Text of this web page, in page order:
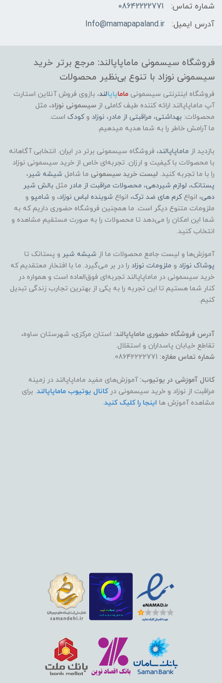
شماره تماس:
08642222771
آدرس ایمیل:
Info@mamapapaland.ir
فروشگاه سیسمونی ماماپاپالند: مرجع برتر خرید
سیسمونی نوزاد با تنوع بی‌نظیر محصولات
فروشگاه اینترنتی سیسمونی ماماپاپالند، بازوی فروش آنلاین استارت
آپ ماماپاپالند ارائه کننده طیف کاملی از سیسمونی نوزاد، مثل
محصولات: بهداشتی، مراقبتی از مادر، نوزاد وکودک است.
ما آرامش خاطر را به شما هدیه میدهیم.
بازدید از ماماپاپالند، فروشگاه سیسمونی برتر در ایران. انتخابی آگاهانه
با محصولات با کیفیت و ارزان. تجربه‌ای خاص از خرید سیسمونی نوزاد
را با ما تجربه کنید. لیست خرید سیسمونی ما شامل شیشه شیر،
پستانک، لوازم شیردهی، محصولات مراقبت از مادر مثل بالش شیر
دهی، انواعکرم های ضد ترک، انواع شوینده لباس نوزاد، و شامپو و
ملزومات متنوع دیگر است. ما همچنین فروشگاه حضوری داریم که به
شما این امکان را می‌دهد تا محصولات را به صورت مستقیم مشاهده و
انتخاب کنید.
آموزش‌ها و لیست جامع محصولات ما از شیشه شیر و پستانک تا
پوشاک نوزاد و ملزومات نوزاد را در بر می‌گیرد. ما با افتخار معتقدیم که
خرید سیسمونی در ماماپاپالند تجربه‌ای فوق‌العاده است و همواره در
کنار شما هستیم تا این تجربه را به یکی از بهترین تجارب زندگی تبدیل
کنیم.
آدرس فروشگاه حضوری ماماپاپالند: استان مرکزی، شهرستان ساوه،
تقاطع خیابان پاسداران و استقلال.
شماره تماس مغازه:
کانال آموزشی در یوتیوب: آموزش‌های مفید ماماپاپالند در زمینه
مراقبت از نوزاد و خرید سیسمونی درکانال یوتیوب ماماپاپالند. برای
مشاهده آموزش ها اینجا را کلیک کنید.